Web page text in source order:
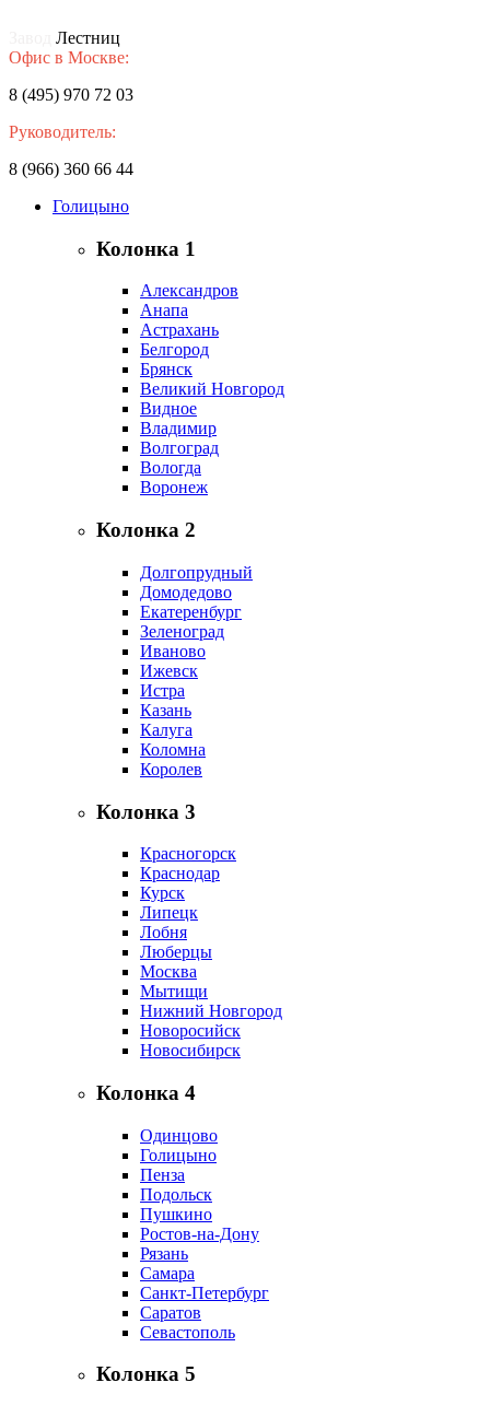
Лестниц
Офис в Москве:
8 (495) 970 72 03
Руководитель:
8 (966) 360 66 44
Голицыно
Колонка 1
Александров
Анапа
Астрахань
Белгород
Брянск
Великий Новгород
Видное
Владимир
Волгоград
Вологда
Воронеж
Колонка 2
Долгопрудный
Домодедово
Екатеренбург
Зеленоград
Иваново
Ижевск
Истра
Казань
Калуга
Коломна
Королев
Колонка 3
Красногорск
Краснодар
Курск
Липецк
Лобня
Люберцы
Москва
Мытищи
Нижний Новгород
Новоросийск
Новосибирск
Колонка 4
Одинцово
Голицыно
Пенза
Подольск
Пушкино
Ростов-на-Дону
Рязань
Самара
Санкт-Петербург
Саратов
Севастополь
Колонка 5